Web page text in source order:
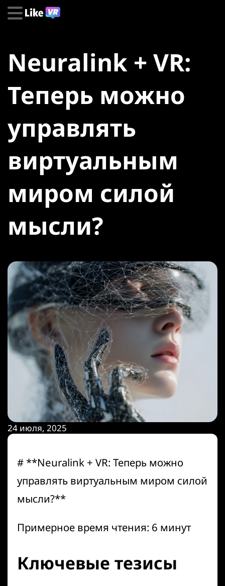
Neuralink + VR:
Теперь можно
управлять
виртуальным
миром силой
мысли?
24 июля, 2025
# **Neuralink + VR: Теперь можно
управлять виртуальным миром силой
мысли?**
Примерное время чтения: 6 минут
Ключевые тезисы